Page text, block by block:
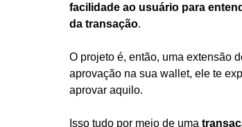
facilidade ao usuário para
da transação.
O projeto é, então, uma extensão
aprovação na sua wallet, ele te
aprovar aquilo.
Isso tudo por meio de uma